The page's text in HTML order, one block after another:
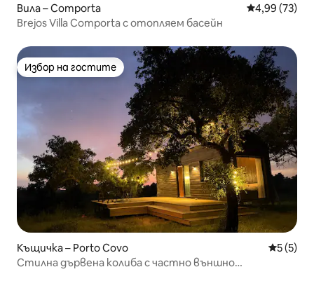
Вила – Comporta Средна
4,99 (73)
Brejos Villa Comporta с отопляем басейн
Избор на гостите
Избор на гостите
Къщичка – Porto Covo Средна
5 (5)
Стилна дървена колиба с частно външно